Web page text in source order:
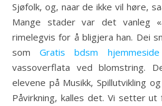
Sjøfolk, og, naar de ikke vil høre,
Mange stader var det vanleg
rimelegvis for å bligjera han. Dei
somGratis bdsm
vassoverflata ved blomstring.
elevene på Musikk, Spillutvikling
Påvirkning, kalles det. Vi setter